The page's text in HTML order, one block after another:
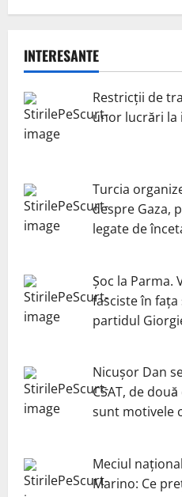
INTERESANTE
Restricții de
unor lucrări
Turcia
despre Gaza,
legate de
Șoc la Parma.
fasciste în fața
partidul
Nicuşor Dan
CSAT, de
sunt motivele
Meciul
Marino: Ce